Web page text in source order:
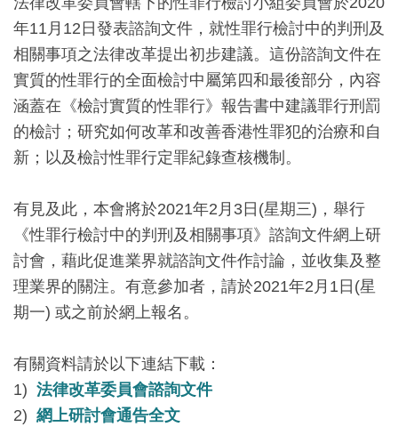
年11月12日發表諮詢文件，就性罪行檢討中的判刑及
相關事項之法律改革提出初步建議。這份諮詢文件在
實質的性罪行的全面檢討中屬第四和最後部分，內容
涵蓋在《檢討實質的性罪行》報告書中建議罪行刑罰
的檢討；研究如何改革和改善香港性罪犯的治療和自
新；以及檢討性罪行定罪紀錄查核機制。
有見及此，本會將於2021年2月3日(星期三)，舉行
《性罪行檢討中的判刑及相關事項》諮詢文件網上研
討會，藉此促進業界就諮詢文件作討論，並收集及整
理業界的關注。有意參加者，請於2021年2月1日(星
期一) 或之前於網上報名。
有關資料請於以下連結下載：
1) 法律改革委員會諮詢文件
2) 網上研討會通告全文